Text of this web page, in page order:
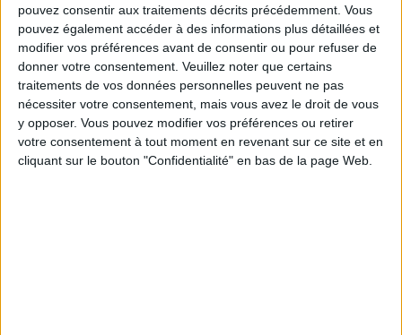
pouvez consentir aux traitements décrits précédemment. Vous
pouvez également accéder à des informations plus détaillées et
modifier vos préférences avant de consentir ou pour refuser de
donner votre consentement. Veuillez noter que certains
traitements de vos données personnelles peuvent ne pas
nécessiter votre consentement, mais vous avez le droit de vous
y opposer. Vous pouvez modifier vos préférences ou retirer
votre consentement à tout moment en revenant sur ce site et en
cliquant sur le bouton "Confidentialité" en bas de la page Web.
5 BONS ROMANS EN FORMAT POCHE À DÉVORER CET ÉTÉ